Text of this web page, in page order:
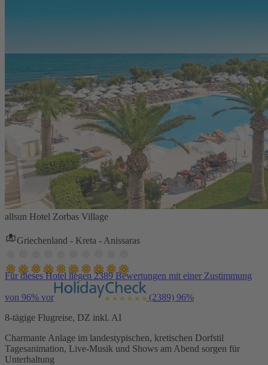
allsun Hotel Zorbas Village
Griechenland - Kreta - Anissaras
Für dieses Hotel liegen 2389 Bewertungen mit einer Zustimmung
von 96% vor (2389) 96%
8-tägige Flugreise, DZ inkl. AI
Charmante Anlage im landestypischen, kretischen Dorfstil
Tagesanimation, Live-Musik und Shows am Abend sorgen für
Unterhaltung